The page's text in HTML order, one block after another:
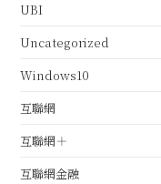
UBI
Uncategorized
Windows10
互聯網
互聯網＋
互聯網金融